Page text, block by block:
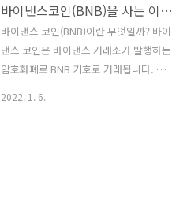
니다. 그러나, 대부분은 비트코인의 성능
을 향상시키기 위한 노력(거래 속도 향상
또는 거래의 보안 또는 익명성 향상)에 국
한되었습니다. 이더리움은 비트코인보다
몇 분이..
바이낸스코인(BNB)을 사는 이유와 전망
바이낸스 코인(BNB)이란 무엇일까? 바이
낸스 코인은 바이낸스 거래소가 발행하는
암호화폐로 BNB 기호로 거래됩니다. 바
2022. 1. 6.